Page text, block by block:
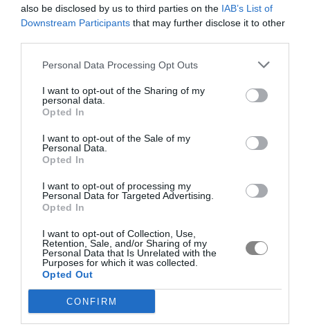
also be disclosed by us to third parties on the IAB’s List of
Downstream Participants that may further disclose it to other
Personal Data Processing Opt Outs
I want to opt-out of the Sharing of my
personal data.
Opted In
I want to opt-out of the Sale of my
Personal Data.
Opted In
I want to opt-out of processing my
Personal Data for Targeted Advertising.
Opted In
I want to opt-out of Collection, Use,
Retention, Sale, and/or Sharing of my
Personal Data that Is Unrelated with the
Purposes for which it was collected.
Opted Out
CONFIRM